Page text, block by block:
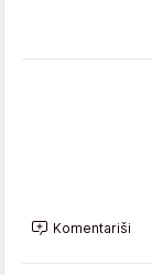
Komentariši